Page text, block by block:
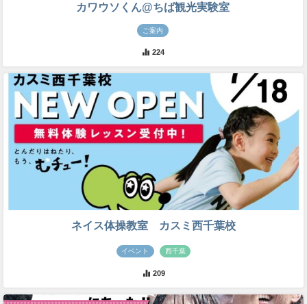
カワウソくん@ちば観光実験室
ご案内
224
ネイス体操教室 カスミ西千葉校
イベント 西千葉
209